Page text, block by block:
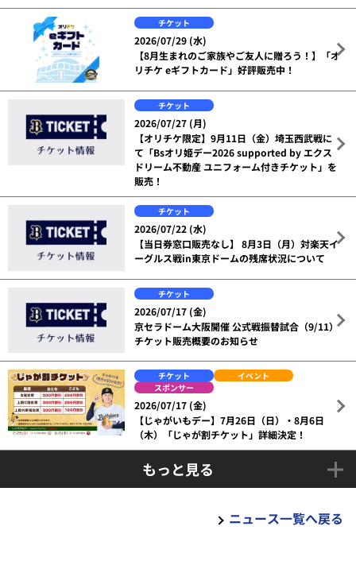
チケット
2026/07/29 (水)
【8月生まれのご家族やご友人に贈ろう！】「オ
リチケ eギフトカード」好評販売中！
チケット
2026/07/27 (月)
【オリチケ限定】9月11日（金）埼玉西武戦に
て「Bsオリ姫デー2026 supported by エクス
ドリーム不動産 ユニフォーム付きチケット」を
販売！
チケット
2026/07/22 (水)
【当日券窓口販売なし】 8月3日（月）対楽天イ
ーグルス戦in東京ドームの残席状況について
チケット
2026/07/17 (金)
京セラドーム大阪開催 公式戦振替試合（9/11）
チケット販売概要のお知らせ
チケット
イベント
スポンサー
2026/07/17 (金)
【じゃがいもデー】7月26日（日）・8月6日
（木）「じゃが割チケット」詳細決定！
もっと見る
ニュース一覧へ戻る